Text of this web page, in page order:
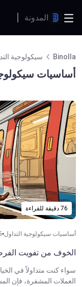
المدونة
Binolla سيكولوجية
أساسيات
76 دقيقة للقراءة
أساسيات سيكولوجية التداول
الخوف من تفويت
سواء كنت متداولاً في
العملات المشفرة، فإن